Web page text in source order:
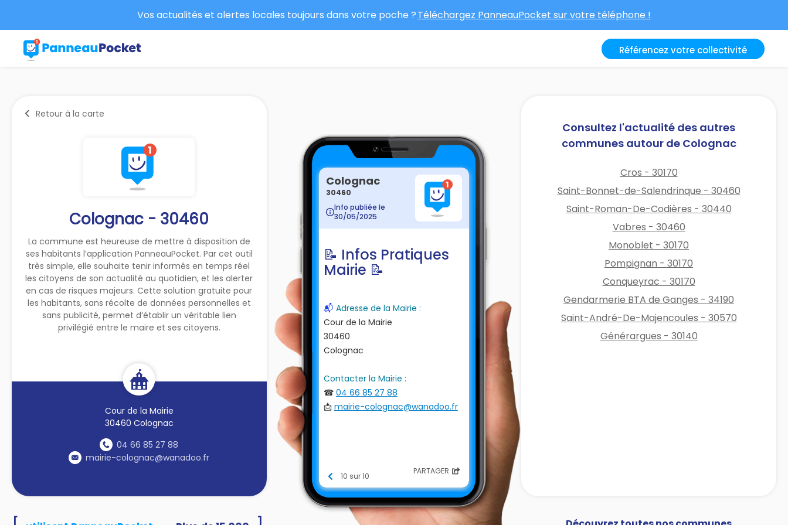
Vos actualités et alertes locales toujours dans votre poche ?Téléchargez PanneauPocket sur votre téléphone !
Référencez votre collectivité
Retour à la carte
Colognac - 30460
La commune est heureuse de mettre à disposition de
ses habitants l’application PanneauPocket. Par cet outil
très simple, elle souhaite tenir informés en temps réel
les citoyens de son actualité au quotidien, et les alerter
en cas de risques majeurs. Cette solution gratuite pour
les habitants, sans récolte de données personnelles et
sans publicité, permet d’établir un véritable lien
privilégié entre le maire et ses citoyens.
Cour de la Mairie
30460 Colognac
04 66 85 27 88
mairie-colognac@wanadoo.fr
Colognac
30460
Info publiée le
30/05/2025
📝 Infos Pratiques
Mairie 📝
📬 Adresse de la Mairie :
Cour de la Mairie
30460
Colognac
Contacter la Mairie :
☎ 04 66 85 27 88
📩 mairie-colognac@wanadoo.fr
10 sur 10 PARTAGER
Consultez l'actualité des autres
communes autour de Colognac
Cros - 30170
Saint-Bonnet-de-Salendrinque - 30460
Saint-Roman-De-Codières - 30440
Vabres - 30460
Monoblet - 30170
Pompignan - 30170
Conqueyrac - 30170
Gendarmerie BTA de Ganges - 34190
Saint-André-De-Majencoules - 30570
Générargues - 30140